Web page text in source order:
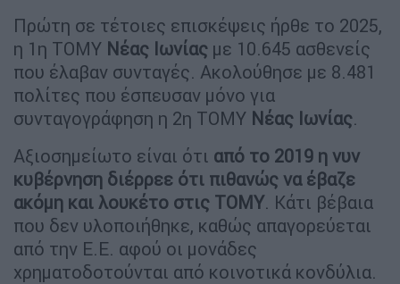
Πρώτη σε τέτοιες επισκέψεις ήρθε το 2025,
η 1η ΤΟΜΥ Νέας Ιωνίας με 10.645 ασθενείς
που έλαβαν συνταγές. Ακολούθησε με 8.481
πολίτες που έσπευσαν μόνο για
συνταγογράφηση η 2η ΤΟΜΥ Νέας Ιωνίας.
Αξιοσημείωτο είναι ότι από το 2019 η νυν
κυβέρνηση διέρρεε ότι πιθανώς να έβαζε
ακόμη και λουκέτο στις ΤΟΜΥ. Κάτι βέβαια
που δεν υλοποιήθηκε, καθώς απαγορεύεται
από την Ε.Ε. αφού οι μονάδες
χρηματοδοτούνται από κοινοτικά κονδύλια.